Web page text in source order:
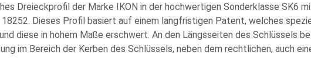
Dreieckprofil der Marke IKON in der hochwertigen Sonderklasse SK6
Dieses Profil basiert auf einem langfristigen Patent, welches
diese in hohem Maße erschwert. An den Längsseiten des Schlüssels
im Bereich der Kerben des Schlüssels, neben dem rechtlichen, auch